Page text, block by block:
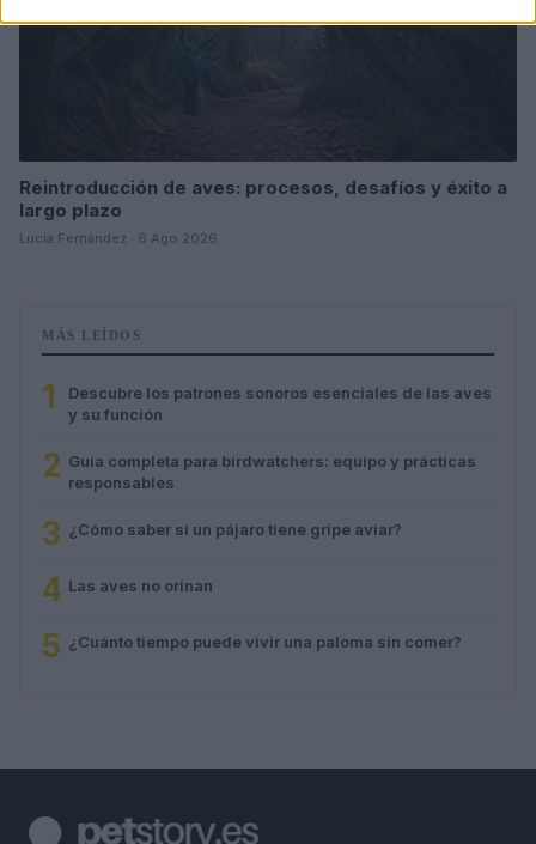
Reintroducción de aves: procesos, desafíos y éxito a
largo plazo
Lucía Fernández · 6 Ago 2026
MÁS LEÍDOS
1
Descubre los patrones sonoros esenciales de las aves
y su función
2 Guía completa para birdwatchers: equipo y prácticas
responsables
3 ¿Cómo saber si un pájaro tiene gripe aviar?
4 Las aves no orinan
5 ¿Cuánto tiempo puede vivir una paloma sin comer?